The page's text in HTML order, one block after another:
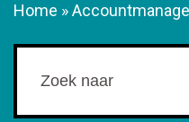
Home »